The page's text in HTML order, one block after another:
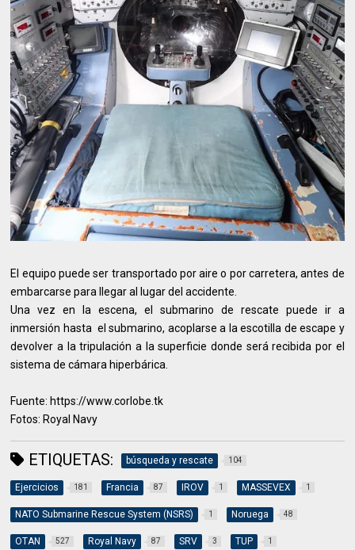
El equipo puede ser transportado por aire o por carretera, antes de
embarcarse para llegar al lugar del accidente.
Una vez en la escena, el submarino de rescate puede ir a
inmersión hasta el submarino, acoplarse a la escotilla de escape y
devolver a la tripulación a la superficie donde será recibida por el
sistema de cámara hiperbárica.
Fuente: https://www.corlobe.tk
Fotos: Royal Navy
ETIQUETAS: búsqueda y rescate 104
Ejercicios 181 Francia 87 IROV 1 MASSEVEX 1
NATO Submarine Rescue System (NSRS) 1 Noruega 48
OTAN 527 Royal Navy 87 SRV 3 TUP 1